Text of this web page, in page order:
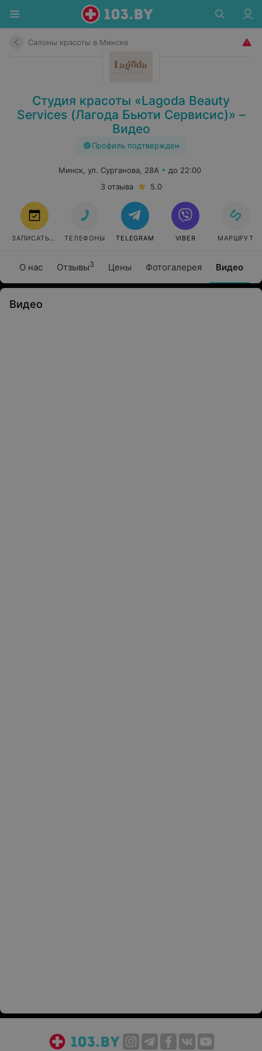
Салоны красоты в Минске
Студия красоты «Lagoda Beauty
Services (Лагода Бьюти Сервисис)» –
Видео
Профиль подтвержден
О нас Отзывы3 Цены Фотогалерея Видео
Минск, ул. Сурганова, 28А
до 22:00
3 отзыва
5.0
ЗАПИСАТЬСЯ ТЕЛЕФОНЫ TELEGRAM VIBER МАРШРУТ
Видео